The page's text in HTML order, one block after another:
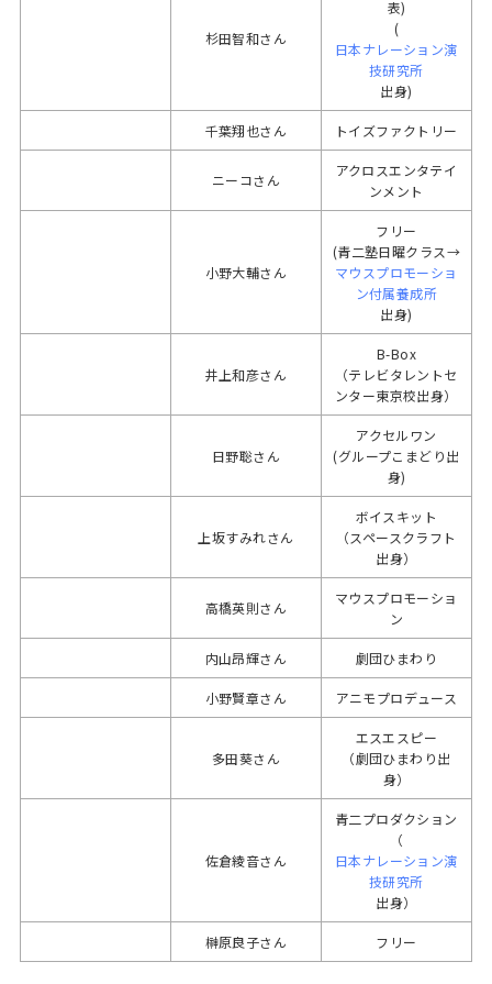
杉田智和さん
表)
(
日本ナレーション演
技研究所
出身)
千葉翔也さん トイズファクトリー
ニーコさん
アクロスエンタテイ
ンメント
小野大輔さん
フリー
(青二塾日曜クラス→
マウスプロモーショ
ン付属養成所
出身)
井上和彦さん
B-Box
（テレビタレントセ
ンター東京校出身）
日野聡さん
アクセルワン
(グループこまどり出
身)
上坂すみれさん
ボイスキット
（スペースクラフト
出身）
高橋英則さん
マウスプロモーショ
ン
内山昂輝さん 劇団ひまわり
小野賢章さん アニモプロデュース
多田葵さん
エスエスピー
（劇団ひまわり出
身）
佐倉綾音さん
青二プロダクション
（
日本ナレーション演
技研究所
出身）
榊原良子さん フリー